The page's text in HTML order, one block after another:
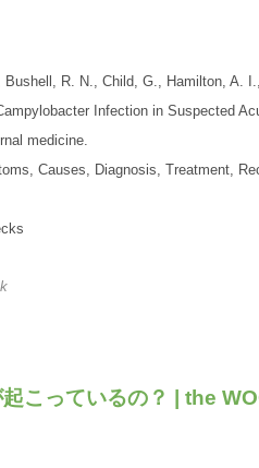
Bushell, R. N., Child, G., Hamilton, A.
Infection in Suspected
medicine.
Causes, Diagnosis, Treatment,
こっているの？ | the